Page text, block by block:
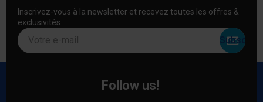
Inscrivez-vous à la newsletter et recevez toutes les offres &
exclusivités
Votre e-mail
Follow us!